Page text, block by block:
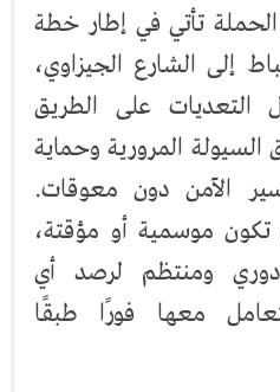
تأتي في إطار خطة
إلى الشارع الجيزاوي،
التعديات على الطريق
المرورية وحماية
الآمن دون معوقات.
موسمية أو مؤقتة،
ومنتظم لرصد أي
معها فورًا طبقًا